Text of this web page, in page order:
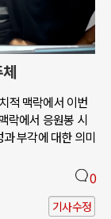
적 맥락에서 이번
락에서 응원봉 시
부각에 대한 의미
0
기사수정